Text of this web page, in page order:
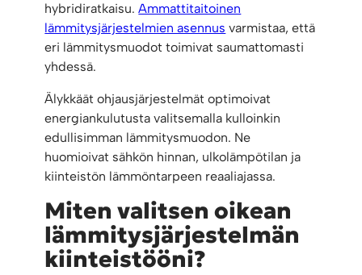
hybridiratkaisu.Ammattitaitoinen
lämmitysjärjestelmien asennus varmistaa, että
eri lämmitysmuodot toimivat saumattomasti
yhdessä.
Älykkäät ohjausjärjestelmät optimoivat
energiankulutusta valitsemalla kulloinkin
edullisimman lämmitysmuodon. Ne
huomioivat sähkön hinnan, ulkolämpötilan ja
kiinteistön lämmöntarpeen reaaliajassa.
Miten valitsen oikean
lämmitysjärjestelmän
kiinteistööni?